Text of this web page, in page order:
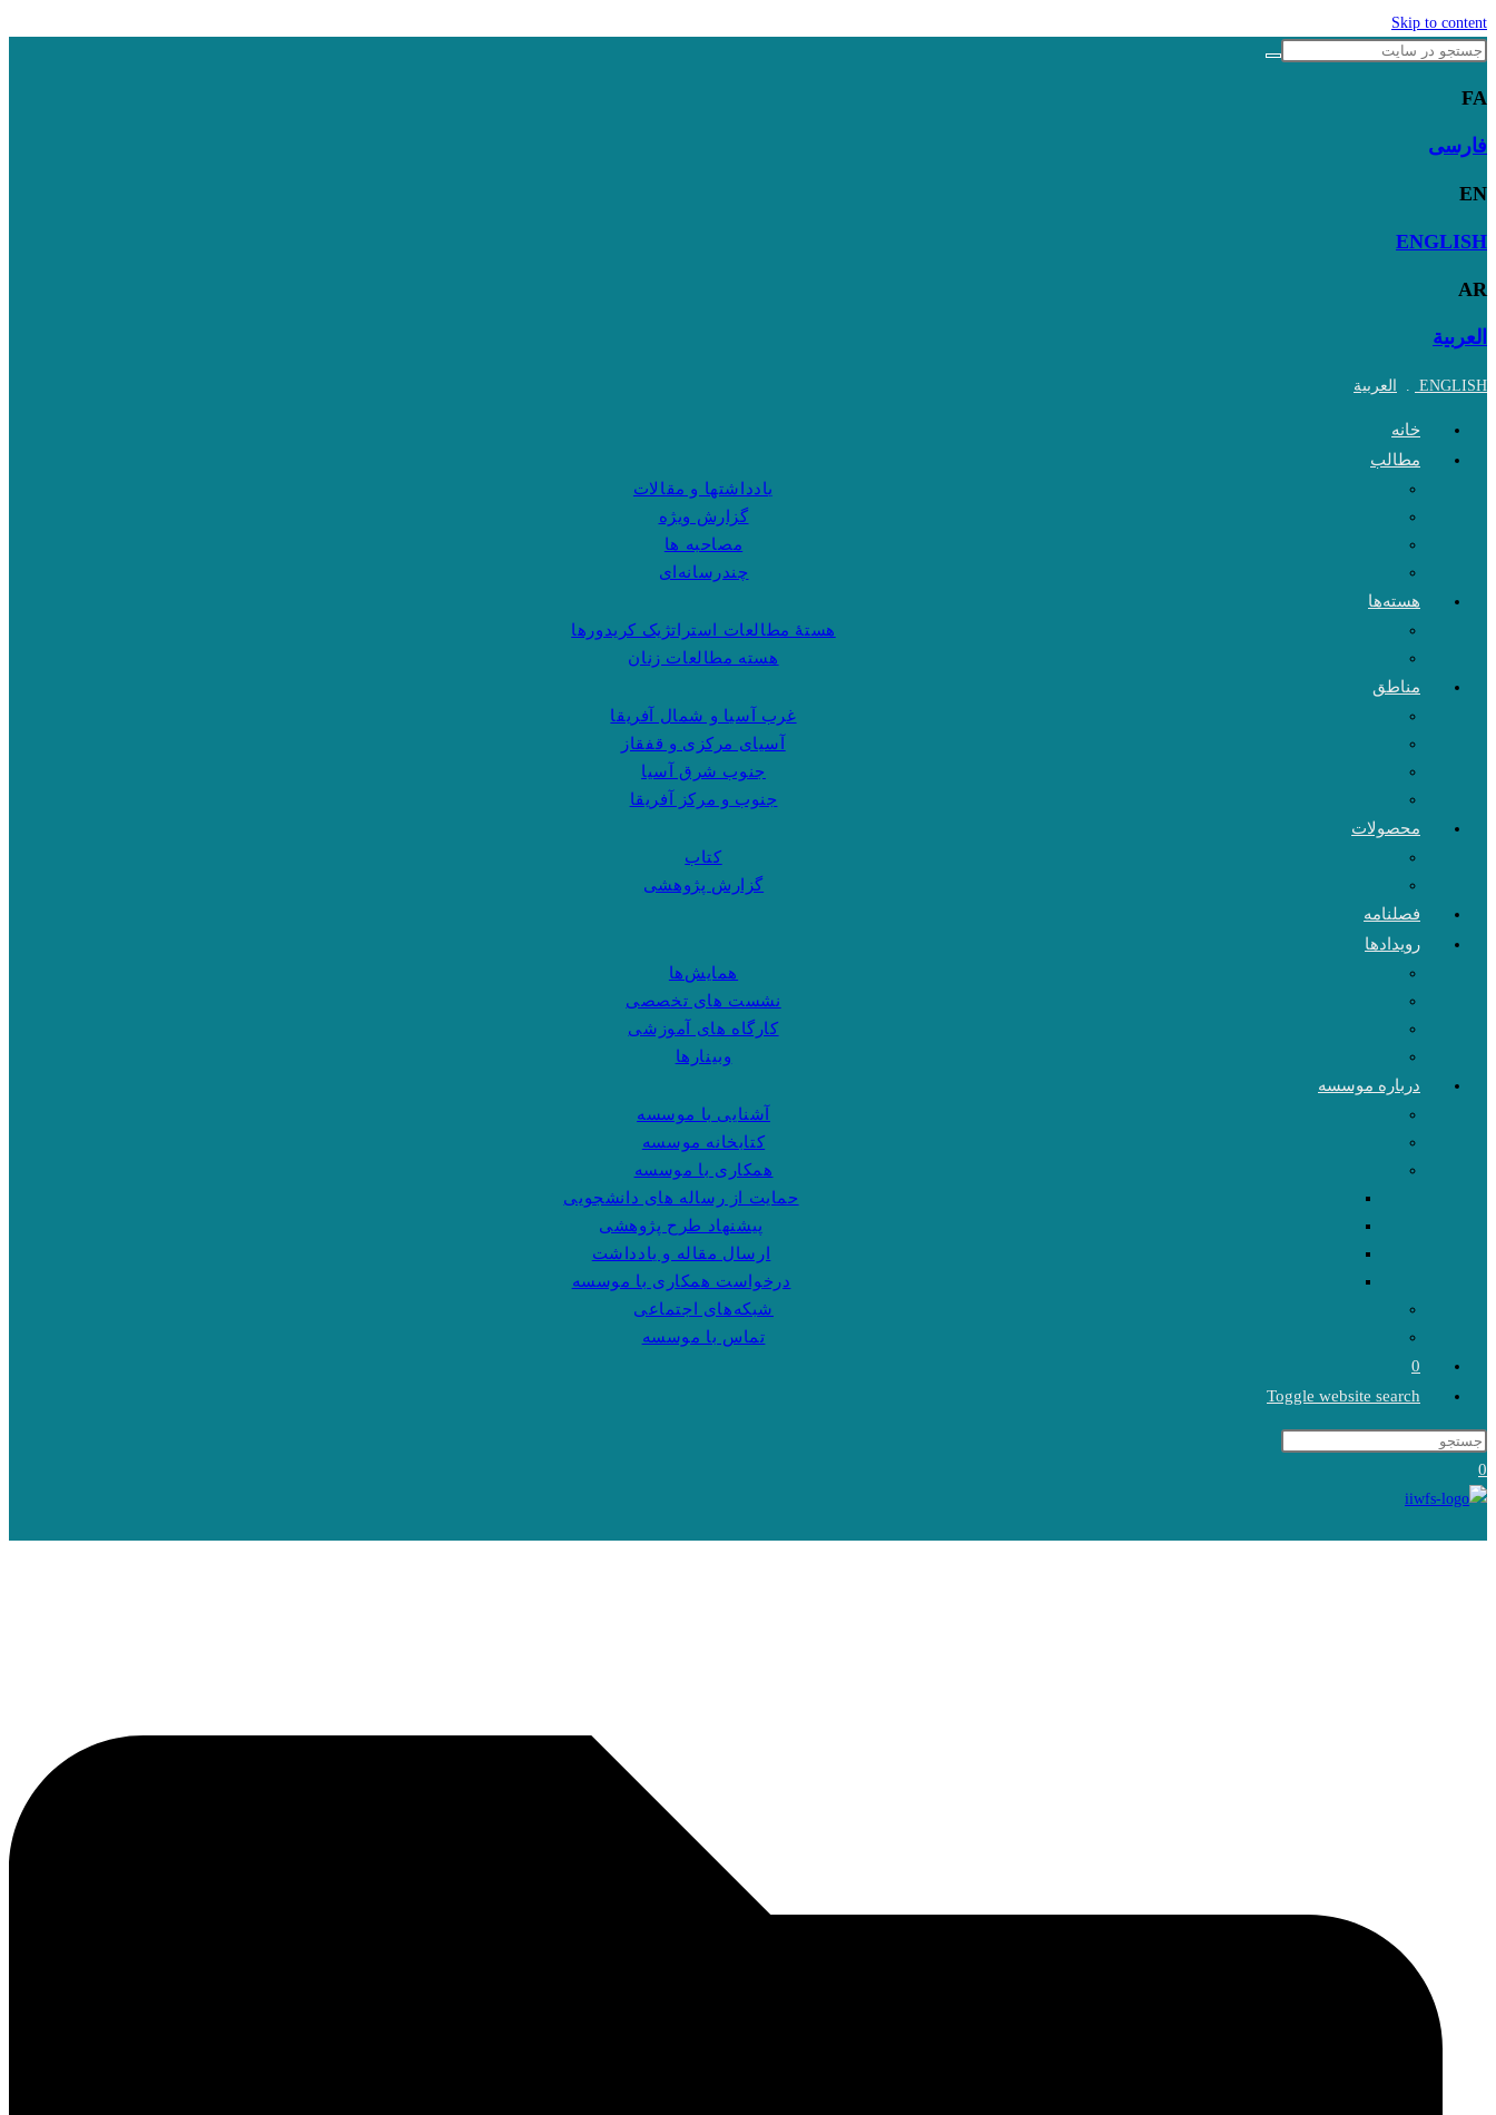
Skip to content
FA
فارسی
EN
ENGLISH
AR
العربية
ENGLISH
. العربية
خانه
مطالب
یادداشتها و مقالات
گزارش ویژه
مصاحبه ها
چندرسانه‌ای
هسته‌ها
هستهٔ مطالعات استراتژیک کریدورها
هسته مطالعات زنان
مناطق
غرب آسیا و شمال آفریقا
آسیای مرکزی و قفقاز
جنوب شرق آسیا
جنوب و مرکز آفریقا
محصولات
کتاب
گزارش پژوهشی
فصلنامه
رویدادها
همایش‌ها
نشست های تخصصی
کارگاه های آموزشی
وبینارها
درباره موسسه
آشنایی با موسسه
کتابخانه موسسه
همکاری با موسسه
حمایت از رساله های دانشجویی
پیشنهاد طرح پژوهشی
ارسال مقاله و یادداشت
درخواست همکاری با موسسه
شبکه‌های اجتماعی
تماس با موسسه
0
Toggle website search
0